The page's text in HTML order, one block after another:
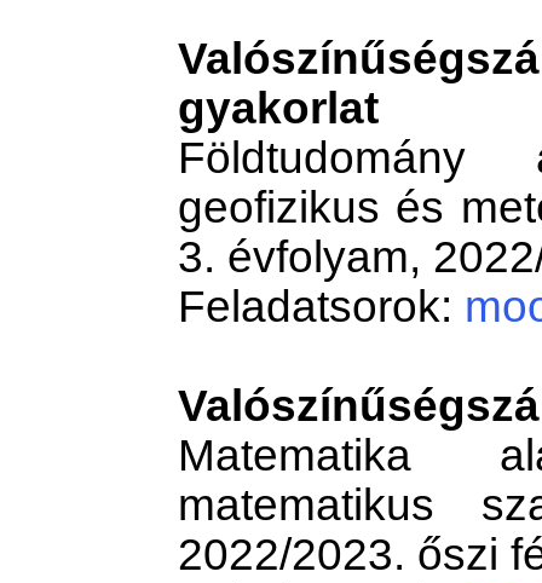
gyakorlat
Földtudomány
geofizikus és
3. évfolyam,
Feladatsorok:
Matematika
matematikus
2022/2023. őszi